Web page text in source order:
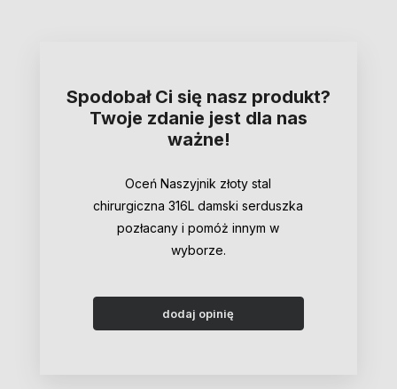
Spodobał Ci się nasz produkt?
Twoje zdanie jest dla nas
ważne!
Oceń Naszyjnik złoty stal
chirurgiczna 316L damski serduszka
pozłacany i pomóż innym w
wyborze.
dodaj opinię